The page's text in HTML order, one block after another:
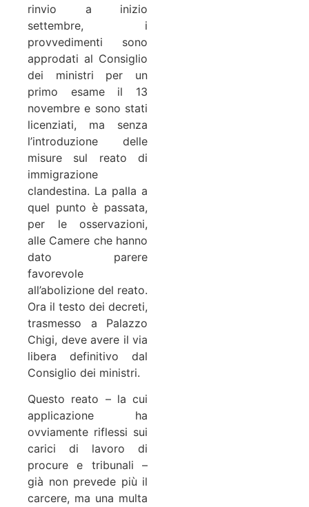
rinvio a inizio
settembre, i
provvedimenti sono
approdati al Consiglio
dei ministri per un
primo esame il 13
novembre e sono stati
licenziati, ma senza
l’introduzione delle
misure sul reato di
immigrazione
clandestina. La palla a
quel punto è passata,
per le osservazioni,
alle Camere che hanno
dato parere
favorevole
all’abolizione del reato.
Ora il testo dei decreti,
trasmesso a Palazzo
Chigi, deve avere il via
libera definitivo dal
Consiglio dei ministri.
Questo reato – la cui
applicazione ha
ovviamente riflessi sui
carici di lavoro di
procure e tribunali –
già non prevede più il
carcere, ma una multa